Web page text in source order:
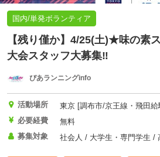
国内/単発ボランティア
【残り僅か】4/25(土)★味の素
大会スタッフ大募集‼
ぴあランニングinfo
活動場所
東京 [調布市/京王線・飛田給
必要経費
無料
募集対象
社会人 / 大学生・専門学生 /